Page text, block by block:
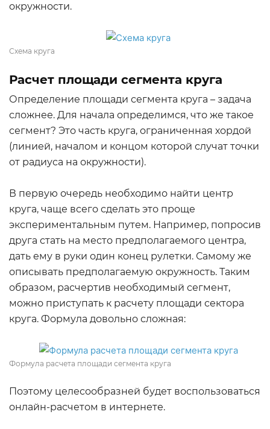
окружности.
Схема круга
Расчет площади сегмента круга
Определение площади сегмента круга – задача
сложнее. Для начала определимся, что же такое
сегмент? Это часть круга, ограниченная хордой
(линией, началом и концом которой случат точки
от радиуса на окружности).
В первую очередь необходимо найти центр
круга, чаще всего сделать это проще
экспериментальным путем. Например, попросив
друга стать на место предполагаемого центра,
дать ему в руки один конец рулетки. Самому же
описывать предполагаемую окружность. Таким
образом, расчертив необходимый сегмент,
можно приступать к расчету площади сектора
круга. Формула довольно сложная:
Формула расчета площади сегмента круга
Поэтому целесообразней будет воспользоваться
онлайн-расчетом в интернете.